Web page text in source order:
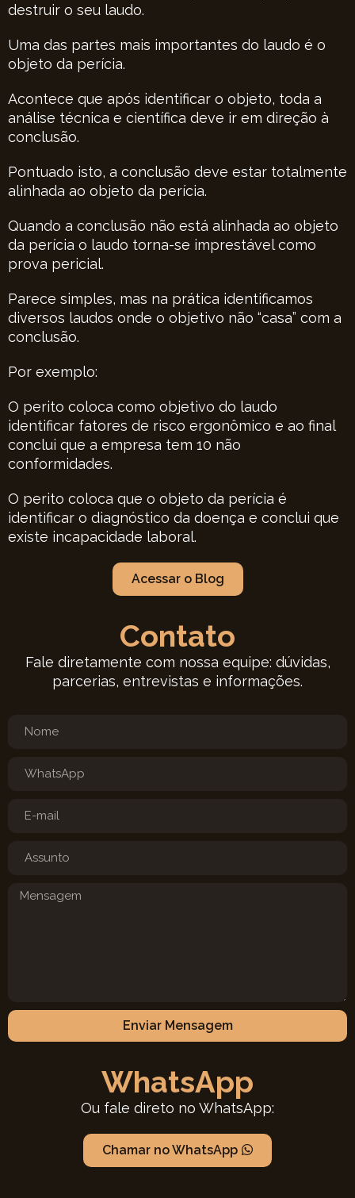
destruir o seu laudo.
Uma das partes mais importantes do laudo é o
objeto da perícia.
Acontece que após identificar o objeto, toda a
análise técnica e científica deve ir em direção à
conclusão.
Pontuado isto, a conclusão deve estar totalmente
alinhada ao objeto da perícia.
Quando a conclusão não está alinhada ao objeto
da perícia o laudo torna-se imprestável como
prova pericial.
Parece simples, mas na prática identificamos
diversos laudos onde o objetivo não “casa” com a
conclusão.
Por exemplo:
O perito coloca como objetivo do laudo
identificar fatores de risco ergonômico e ao final
conclui que a empresa tem 10 não
conformidades.
O perito coloca que o objeto da perícia é
identificar o diagnóstico da doença e conclui que
existe incapacidade laboral.
Acessar o Blog
Contato
Fale diretamente com nossa equipe: dúvidas,
parcerias, entrevistas e informações.
Enviar Mensagem
WhatsApp
Ou fale direto no WhatsApp:
Chamar no WhatsApp